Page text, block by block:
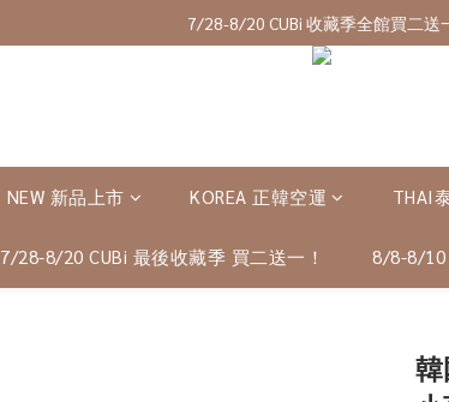
7/28-8/20 CUBi 收藏季全館買二送
7/28-8/20 CUBi 收藏季全館買二送
全館$2500【免運】
NEW 新品上市 KOREA 正韓空運 THAI
7/28-8/20 CUBi 最後收藏季 買二送一！ 8/8-8/10